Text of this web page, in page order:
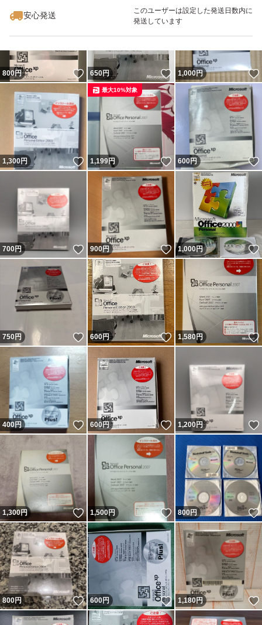
安心発送
このユーザーは設定した発送日数内に
発送しています
800円 いいね！
650円 いいね！
1,000円
1,300円 いいね！
1,199円 いいね！
最大10%対象
600円
700円 いいね！
900円 いいね！
1,000円
750円 いいね！
600円 いいね！
1,580円
400円 いいね！
600円 いいね！
1,200円
1,300円 いいね！
1,500円 いいね！
800円
800円 いいね！
600円 いいね！
1,180円